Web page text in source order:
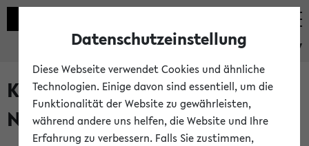
eKVV
Kalenderintegration und
Newsfeeds
Datenschutzeinstellung
Diese Webseite verwendet Cookies und ähnliche
Technologien. Einige davon sind essentiell, um die
Funktionalität der Website zu gewährleisten,
während andere uns helfen, die Website und Ihre
Erfahrung zu verbessern. Falls Sie zustimmen,